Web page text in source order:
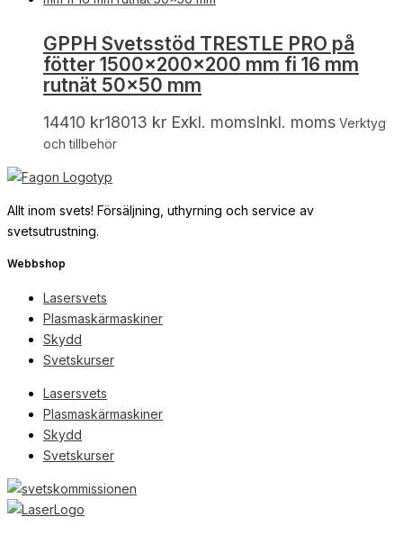
GPPH Svetsstöd TRESTLE PRO på
fötter 1500x200x200 mm fi 16 mm
rutnät 50×50 mm
14410 kr18013 kr Exkl. momsInkl. moms Verktyg
och tillbehör
Allt inom svets! Försäljning, uthyrning och service av
svetsutrustning.
Webbshop
Lasersvets
Plasmaskärmaskiner
Skydd
Svetskurser
Lasersvets
Plasmaskärmaskiner
Skydd
Svetskurser